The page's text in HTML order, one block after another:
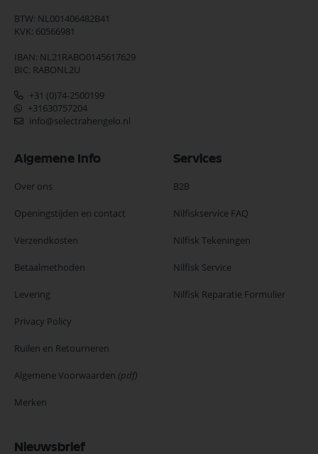
BTW: NL001406482B41
KVK: 60566981
IBAN: NL21RABO0145617629
BIC: RABONL2U
+31 (0)74-2500199
+31630757204
info@selectrahengelo.nl
Algemene Info
Over ons
Openingstijden en contact
Verzendkosten
Betaalmethoden
Levering
Privacy Policy
Ruilen en Retourneren
Algemene Voorwaarden (pdf)
Merken
Services
B2B
Nilfiskservice FAQ
Nilfisk Tekeningen
Nilfisk Service
Nilfisk Reparatie Formulier
Nieuwsbrief